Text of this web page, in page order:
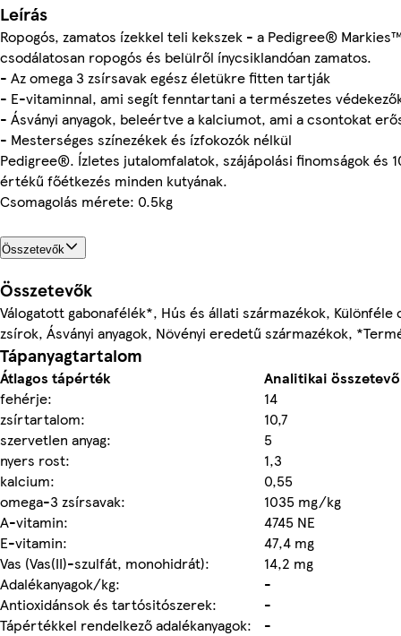
Leírás
Ropogós, zamatos ízekkel teli kekszek - a Pedigree®
csodálatosan ropogós és belülről ínycsiklandóan zamatos.
- Az omega 3 zsírsavak egész életükre fitten tartják
- E-vitaminnal, ami segít fenntartani a természetes
- Ásványi anyagok, beleértve a kalciumot, ami a csontokat
- Mesterséges színezékek és ízfokozók nélkül
Pedigree®. Ízletes jutalomfalatok, szájápolási finomságok és
értékű főétkezés minden kutyának.
Csomagolás mérete: 0.5kg
Összetevők
Összetevők
Válogatott gabonafélék*, Hús és állati származékok, Különféle
zsírok, Ásványi anyagok, Növényi eredetű származékok,
Tápanyagtartalom
Átlagos tápérték
Analitikai
fehérje:
14
zsírtartalom:
10,7
szervetlen anyag:
5
nyers rost:
1,3
kalcium:
0,55
omega-3 zsírsavak:
1035 mg/kg
A-vitamin:
4745 NE
E-vitamin:
47,4 mg
Vas (Vas(II)-szulfát, monohidrát):
14,2 mg
Adalékanyagok/kg:
-
Antioxidánsok és tartósitószerek:
-
Tápértékkel rendelkező adalékanyagok:
-